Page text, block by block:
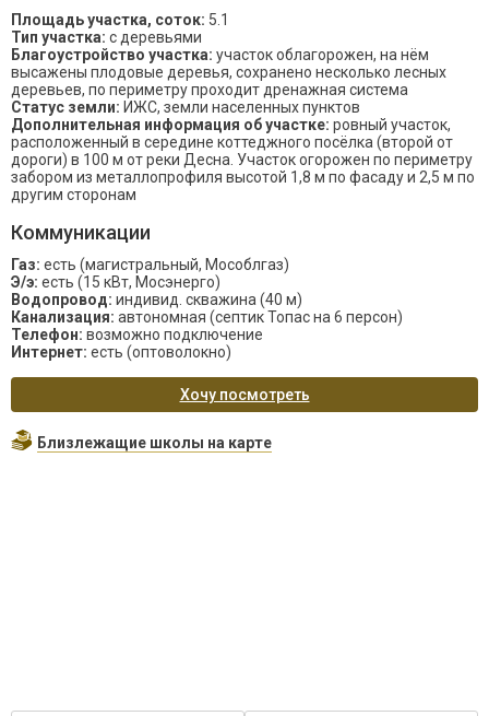
Площадь участка, соток: 5.1
Тип участка: с деревьями
Благоустройство участка: участок облагорожен, на нём
высажены плодовые деревья, сохранено несколько лесных
деревьев, по периметру проходит дренажная система
Статус земли: ИЖС, земли населенных пунктов
Дополнительная информация об участке: ровный участок,
расположенный в середине коттеджного посёлка (второй от
дороги) в 100 м от реки Десна. Участок огорожен по периметру
забором из металлопрофиля высотой 1,8 м по фасаду и 2,5 м по
другим сторонам
Коммуникации
Газ: есть (магистральный, Мособлгаз)
Э/э: есть (15 кВт, Мосэнерго)
Водопровод: индивид. скважина (40 м)
Канализация: автономная (септик Топас на 6 персон)
Телефон: возможно подключение
Интернет: есть (оптоволокно)
Хочу посмотреть
Близлежащие школы на карте